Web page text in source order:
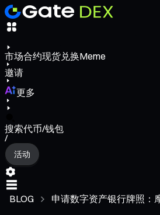
市场合约现货兑换Meme
邀请
更多
搜索代币/钱包
/
活动
BLOG 申请数字资产银行牌照：